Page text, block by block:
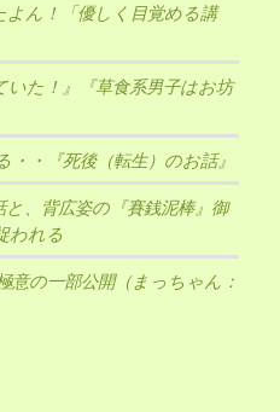
ん！「優しく目覚める講
いた！』『草食系男子はお坊
・『死後（転生）のお話』
、背広姿の『賽銭泥棒』御
われる
意の一部公開（まっちゃん：